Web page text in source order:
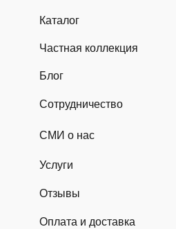
Каталог
Блог
Частная коллекция
Сотрудничество
Услуги
Отзывы
Оплата и доставка
СМИ о нас